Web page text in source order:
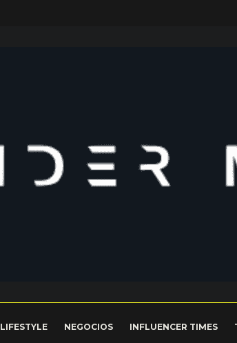
LIFESTYLE NEGOCIOS INFLUENCER TIMES